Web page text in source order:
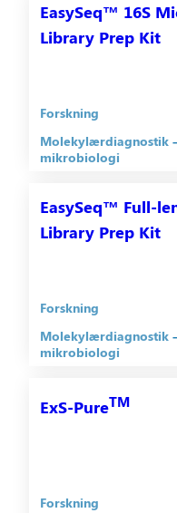
EasySeq™ 16S
Library Prep Kit
Forskning
Molekylærdiagnostik
mikrobiologi
EasySeq™ Full-
Library Prep Kit
Forskning
Molekylærdiagnostik
mikrobiologi
ExS-PureTM
Forskning